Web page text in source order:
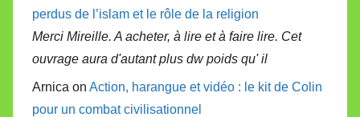
perdus de l’islam et le rôle de la religion
Merci Mireille. A acheter, à lire et à faire lire. Cet
ouvrage aura d'autant plus dw poids qu' il
Arnica on Action, harangue et vidéo : le kit de Colin
pour un combat civilisationnel